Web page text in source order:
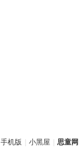
手机版 小黑屋
思童网